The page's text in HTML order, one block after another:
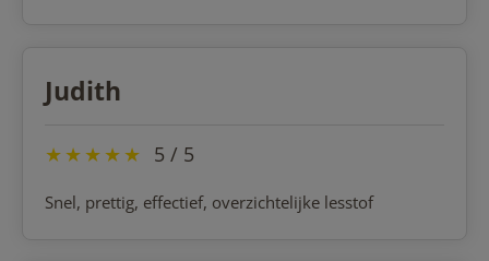
Judith
★★★★★ 5 / 5
Snel, prettig, effectief, overzichtelijke lesstof